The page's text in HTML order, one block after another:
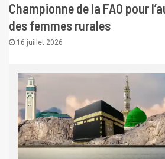
Championne de la FAO pour
des femmes rurales
16 juillet 2026